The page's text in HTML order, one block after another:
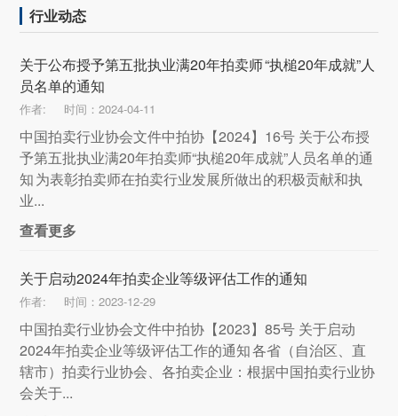
行业动态
关于公布授予第五批执业满20年拍卖师 “执槌20年成就”人
员名单的通知
作者: 时间：2024-04-11
中国拍卖行业协会文件中拍协【2024】16号 关于公布授
予第五批执业满20年拍卖师“执槌20年成就”人员名单的通
知 为表彰拍卖师在拍卖行业发展所做出的积极贡献和执
业...
查看更多
关于启动2024年拍卖企业等级评估工作的通知
作者: 时间：2023-12-29
中国拍卖行业协会文件中拍协【2023】85号 关于启动
2024年拍卖企业等级评估工作的通知 各省（自治区、直
辖市）拍卖行业协会、各拍卖企业：根据中国拍卖行业协
会关于...